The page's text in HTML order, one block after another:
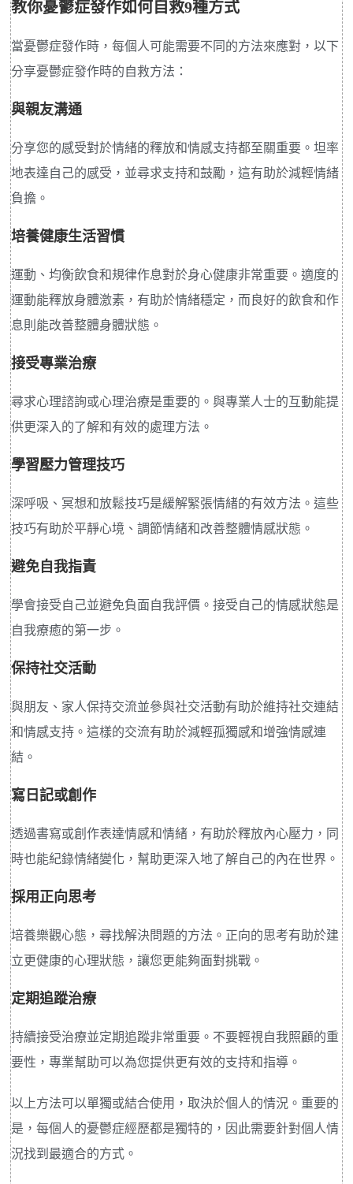
教你憂鬱症發作如何自救9種方式
當憂鬱症發作時，每個人可能需要不同的方法來應對，以下
分享憂鬱症發作時的自救方法：
與親友溝通
分享您的感受對於情緒的釋放和情感支持都至關重要。坦率
地表達自己的感受，並尋求支持和鼓勵，這有助於減輕情緒
負擔。
培養健康生活習慣
運動、均衡飲食和規律作息對於身心健康非常重要。適度的
運動能釋放身體激素，有助於情緒穩定，而良好的飲食和作
息則能改善整體身體狀態。
接受專業治療
尋求心理諮詢或心理治療是重要的。與專業人士的互動能提
供更深入的了解和有效的處理方法。
學習壓力管理技巧
深呼吸、冥想和放鬆技巧是緩解緊張情緒的有效方法。這些
技巧有助於平靜心境、調節情緒和改善整體情感狀態。
避免自我指責
學會接受自己並避免負面自我評價。接受自己的情感狀態是
自我療癒的第一步。
保持社交活動
與朋友、家人保持交流並參與社交活動有助於維持社交連結
和情感支持。這樣的交流有助於減輕孤獨感和增強情感連
結。
寫日記或創作
透過書寫或創作表達情感和情緒，有助於釋放內心壓力，同
時也能紀錄情緒變化，幫助更深入地了解自己的內在世界。
採用正向思考
培養樂觀心態，尋找解決問題的方法。正向的思考有助於建
立更健康的心理狀態，讓您更能夠面對挑戰。
定期追蹤治療
持續接受治療並定期追蹤非常重要。不要輕視自我照顧的重
要性，專業幫助可以為您提供更有效的支持和指導。
以上方法可以單獨或結合使用，取決於個人的情況。重要的
是，每個人的憂鬱症經歷都是獨特的，因此需要針對個人情
況找到最適合的方式。